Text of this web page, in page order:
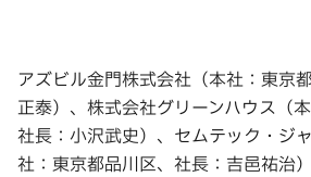
アズビル金門株式会社（本社：東京
正泰）、株式会社グリーンハウス（
社長：小沢武史）、セムテック・ジ
社：東京都品川区、社長：吉邑祐治